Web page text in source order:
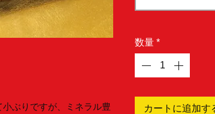
ぶりですが、ミネラル豊
数量 *
カートに追加す